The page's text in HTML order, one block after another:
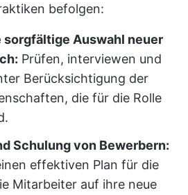
befolgen:
sorgfältige Auswahl neuer
Prüfen, interviewen und
Berücksichtigung der
die für die Rolle
Schulung von Bewerbern:
effektiven Plan für die
Mitarbeiter auf ihre neue